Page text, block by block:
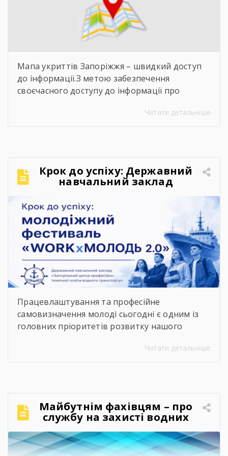
Мапа укриттів Запоріжжя – швидкий доступ
до інформації.З метою забезпечення
своєчасного доступу до інформації про
пропонуємо скористатися інтерактивною
щодо розташування укриттів доступна на
офіційних інформаційних ресурсах: ▪️
Запорізької обласної військової адміністрації
– у розділі «Укриття»; ▪️ […]
Читати детальніше
Крок до успіху: Державний
навчальний заклад
«Запорізький центр
професійно-технічної освіти
водного транспорту»
підкорює молодіжний
фестиваль «WORKxМОЛОДЬ
2.0»
Працевлаштування та професійне
самовизначення молоді сьогодні є одним із
головних пріоритетів розвитку нашого
правила, потребуючи вмотивованих і
обрати, де знайти перше робоче місце та як
правильно налагодити контакт із майбутніми
роботодавцями. Саме з метою допомогти
молоді […]
Читати детальніше
Майбутнім фахівцям – про
службу на захисті водних